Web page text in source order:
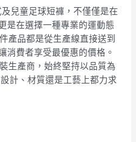
兒童足球短褲，不僅僅是在
是在選擇一種專業的運動態
產品都是從生產線直接送到
消費者享受最優惠的價格。
生產商，始終堅持以品質為
計、材質還是工藝上都力求